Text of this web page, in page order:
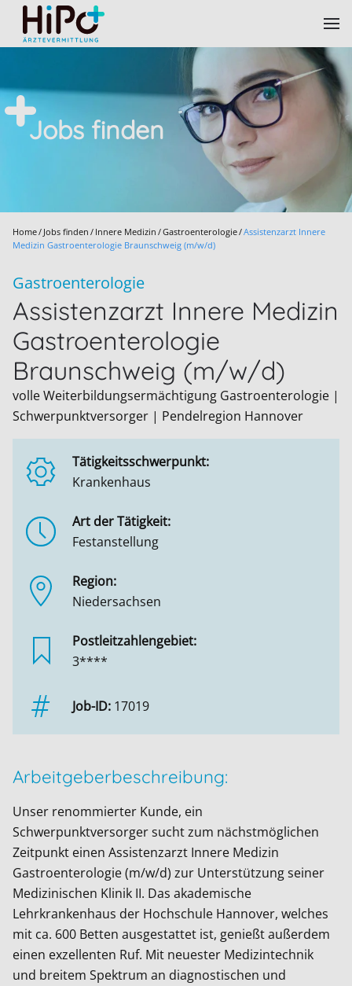
Skip to main content
Jobs finden
Home Jobs finden Innere Medizin Gastroenterologie Assistenzarzt Innere
Medizin Gastroenterologie Braunschweig (m/w/d)
Gastroenterologie
Assistenzarzt Innere Medizin
Gastroenterologie
Braunschweig (m/w/d)
volle Weiterbildungsermächtigung Gastroenterologie |
Schwerpunktversorger | Pendelregion Hannover
Tätigkeitsschwerpunkt:
Krankenhaus
Art der Tätigkeit:
Festanstellung
Region:
Niedersachsen
Postleitzahlengebiet:
3****
Job-ID: 17019
Arbeitgeberbeschreibung:
Unser renommierter Kunde, ein
Schwerpunktversorger sucht zum nächstmöglichen
Zeitpunkt einen Assistenzarzt Innere Medizin
Gastroenterologie (m/w/d) zur Unterstützung seiner
Medizinischen Klinik II. Das akademische
Lehrkrankenhaus der Hochschule Hannover, welches
mit ca. 600 Betten ausgestattet ist, genießt außerdem
einen exzellenten Ruf. Mit neuester Medizintechnik
und breitem Spektrum an diagnostischen und